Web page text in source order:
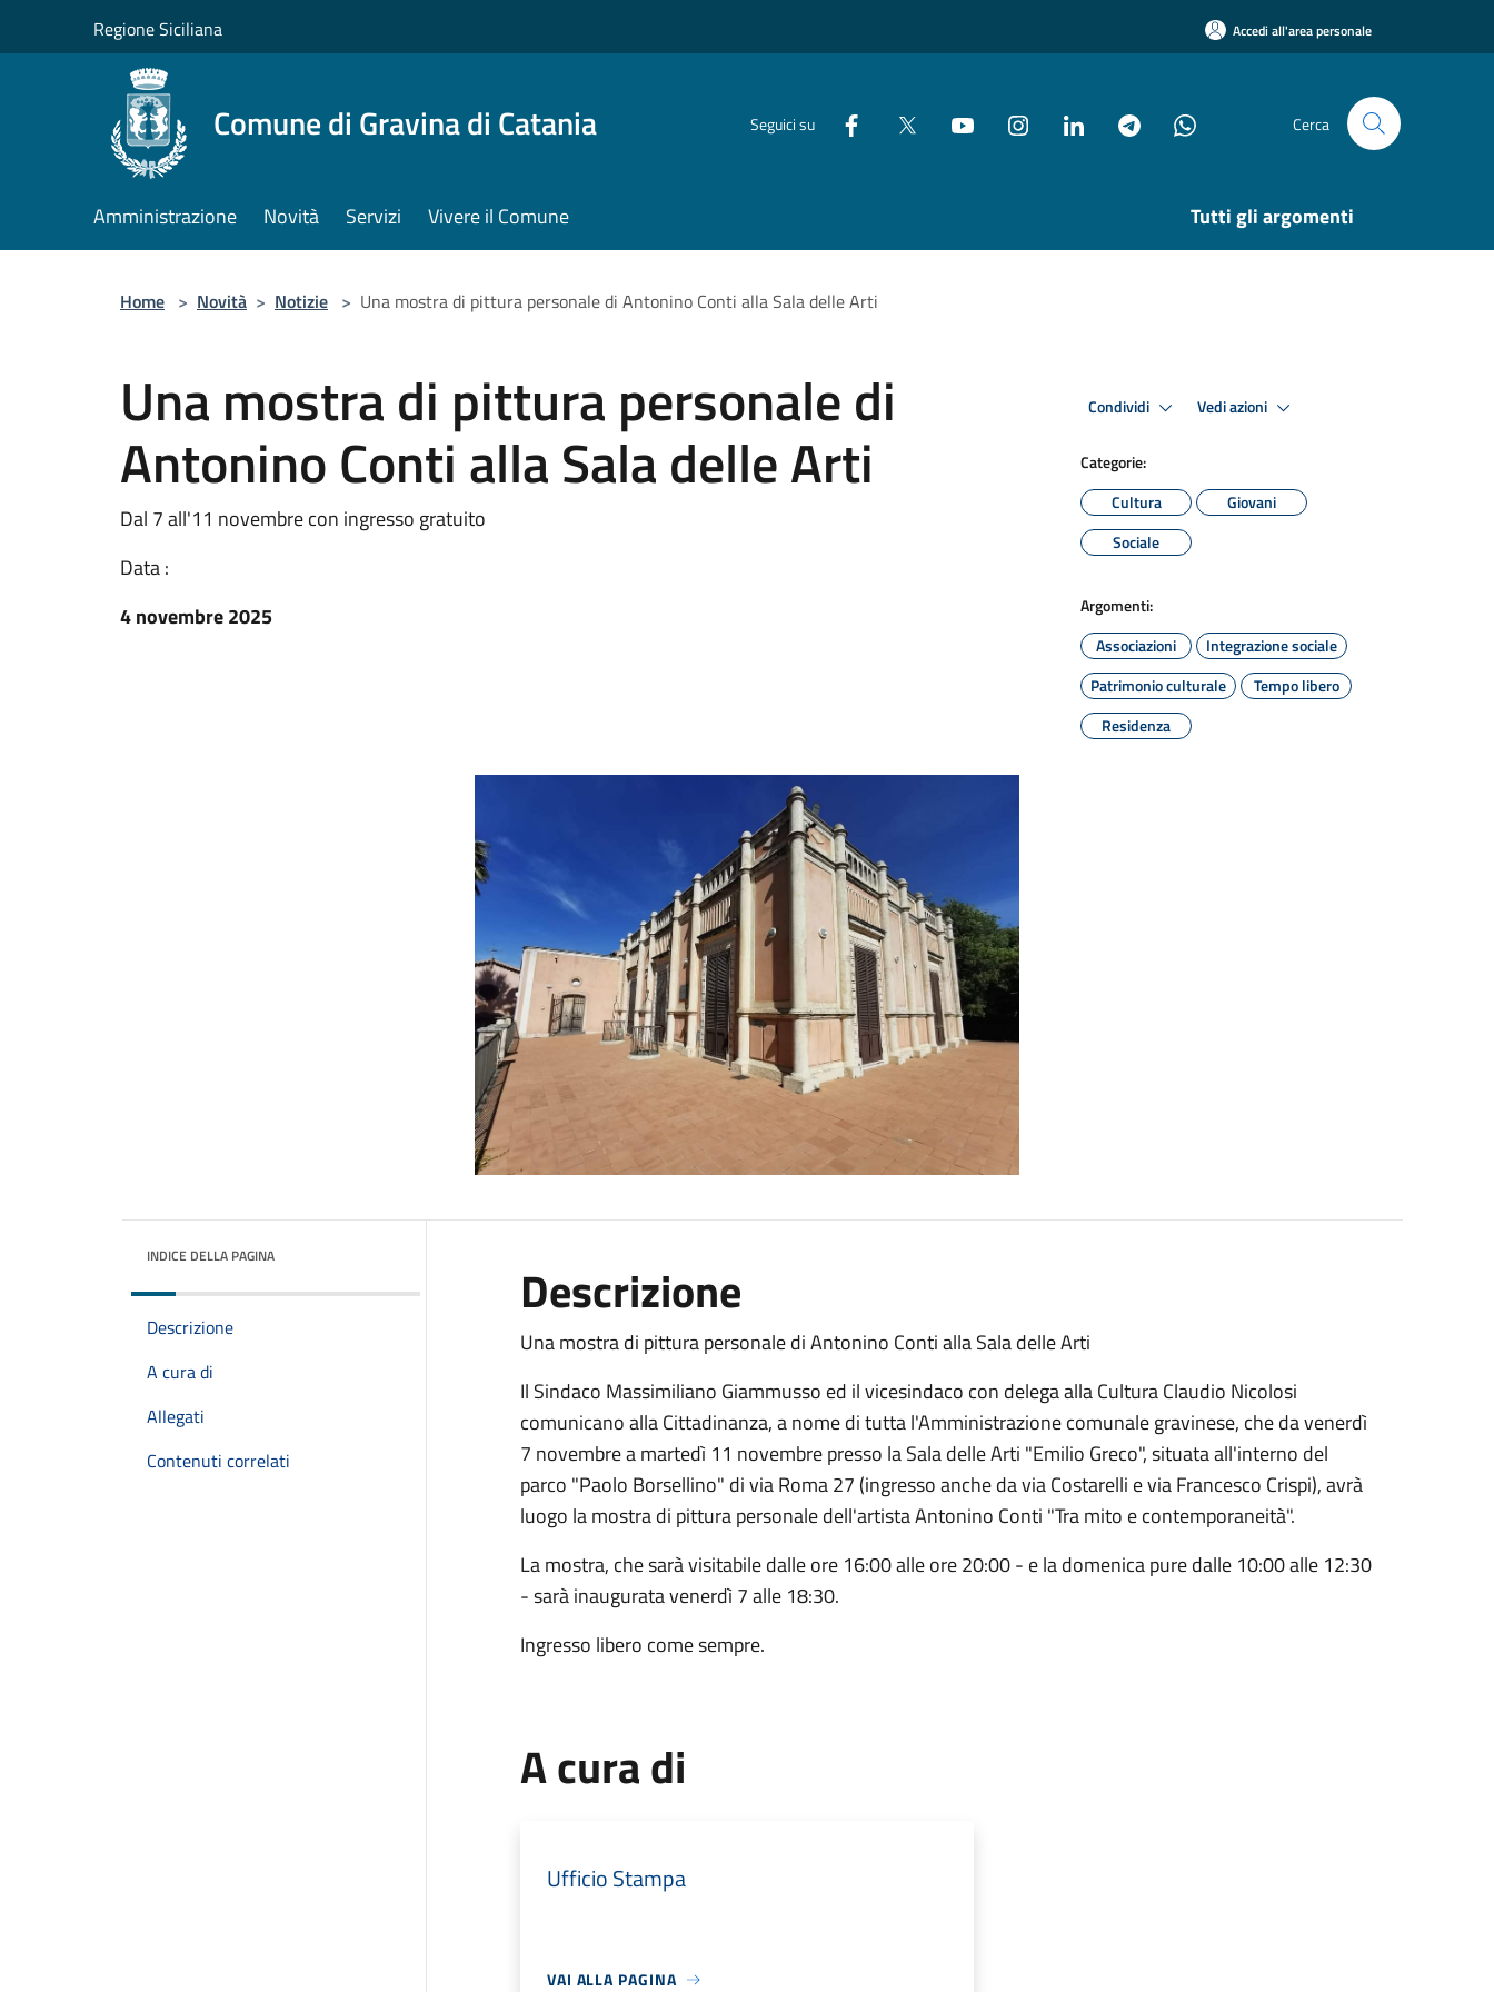
Regione Siciliana Accedi all'area personale
Comune di Gravina di Catania Seguici su Cerca
Amministrazione Novità Servizi Vivere il Comune Tutti gli argomenti
Home > Novità > Notizie > Una mostra di pittura personale di Antonino Conti alla Sala delle Arti
Una mostra di pittura personale di
Antonino Conti alla Sala delle Arti
Dal 7 all'11 novembre con ingresso gratuito
Data :
4 novembre 2025
Condividi Vedi azioni
Categorie:
Cultura
Giovani
Sociale
Argomenti:
Associazioni
Integrazione sociale
Patrimonio culturale
Tempo libero
Residenza
INDICE DELLA PAGINA
Descrizione
A cura di
Allegati
Contenuti correlati
Descrizione
Una mostra di pittura personale di Antonino Conti alla Sala delle Arti
Il Sindaco Massimiliano Giammusso ed il vicesindaco con delega alla Cultura Claudio Nicolosi
comunicano alla Cittadinanza, a nome di tutta l'Amministrazione comunale gravinese, che da venerdì
7 novembre a martedì 11 novembre presso la Sala delle Arti "Emilio Greco", situata all'interno del
parco "Paolo Borsellino" di via Roma 27 (ingresso anche da via Costarelli e via Francesco Crispi), avrà
luogo la mostra di pittura personale dell'artista Antonino Conti "Tra mito e contemporaneità".
La mostra, che sarà visitabile dalle ore 16:00 alle ore 20:00 - e la domenica pure dalle 10:00 alle 12:30
- sarà inaugurata venerdì 7 alle 18:30.
Ingresso libero come sempre.
A cura di
Ufficio Stampa
VAI ALLA PAGINA